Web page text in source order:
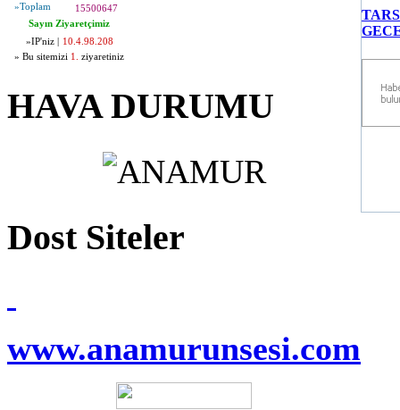
»Toplam
15500647
Sayın Ziyaretçimiz
»IP'niz |
10.4.98.208
» Bu sitemizi 1. ziyaretiniz
HAVA DURUMU
Dost Siteler
www.anamurunsesi.com